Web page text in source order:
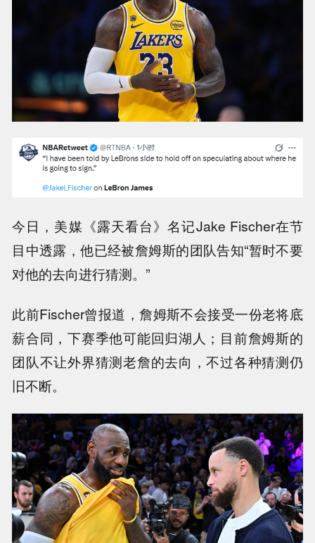
今日，美媒《露天看台》名记Jake Fischer在节
目中透露，他已经被詹姆斯的团队告知“暂时不要
对他的去向进行猜测。”
此前Fischer曾报道，詹姆斯不会接受一份老将底
薪合同，下赛季他可能回归湖人；目前詹姆斯的
团队不让外界猜测老詹的去向，不过各种猜测仍
旧不断。